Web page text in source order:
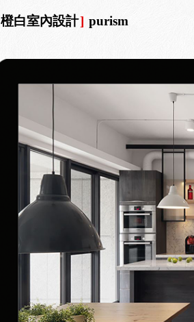
橙白室內設計] purism